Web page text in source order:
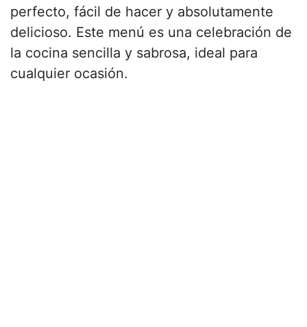
perfecto, fácil de hacer y absolutamente
delicioso. Este menú es una celebración de
la cocina sencilla y sabrosa, ideal para
cualquier ocasión.